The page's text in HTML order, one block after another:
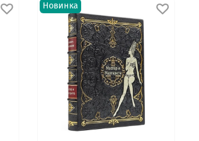
Новинка